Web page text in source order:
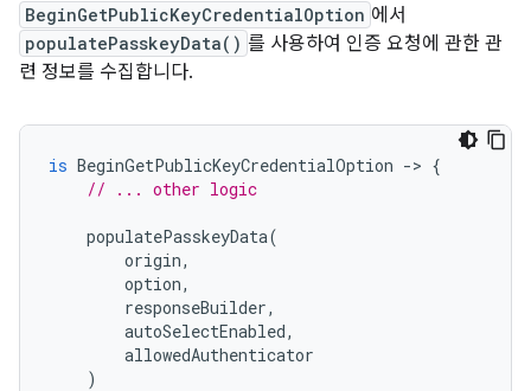
BeginGetPublicKeyCredentialOption 에서
populatePasskeyData() 를 사용하여 인증 요청에 관한 관
련 정보를 수집합니다.
is BeginGetPublicKeyCredentialOption -> {
// ... other logic
populatePasskeyData(
origin,
option,
responseBuilder,
autoSelectEnabled,
allowedAuthenticator
)